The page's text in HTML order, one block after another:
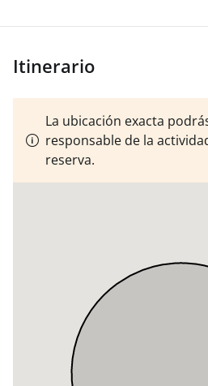
Itinerario
La ubicación exacta
responsable de la
reserva.